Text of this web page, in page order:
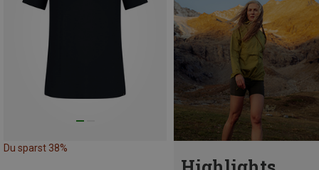
Du sparst 38%